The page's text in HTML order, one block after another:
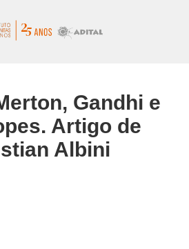
Gandhi e
Artigo de
Albini